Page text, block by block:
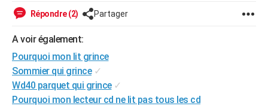
Guides de France
Escapades
Patrimoine
Expositions
Musées
Week-end nature
Art de vivre
Bien-être
Loisirs
Mode
Modes de vie
Alimentation
Guide de la santé
Maladies
Médicaments
Sommeil
VOYAGE
Destinations
City break
Voyage nature
Voyage de noces
PHOTO
Répondre (2) Partager
A voir également:
Pourquoi mon lit grince
Sommier qui grince ✓
Wd40 parquet qui grince ✓
Pourquoi mon lecteur cd ne lit pas tous les cd